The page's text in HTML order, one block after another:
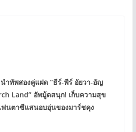
นำทัพสองคู่แฝด “ธีร์-พีร์ อัยวา-อัญ
Land” อัพมู้ดสนุก! เก็บความสุข
นตาซีแสนอบอุ่นของมาร์ชคุง